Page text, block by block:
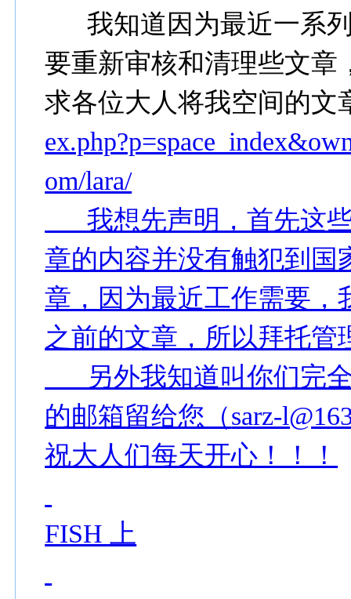
我知道因为最近一系列
要重新审核和清理些文章
求各位大人将我空间的文
om/lara/
我想先声明，首先这些
章的内容并没有触犯到国
章，因为最近工作需要，
之前的文章，所以拜托
另外我知道叫你们完全
的邮箱留给您（sarz-
祝大人们每天开心！！！
FISH 上